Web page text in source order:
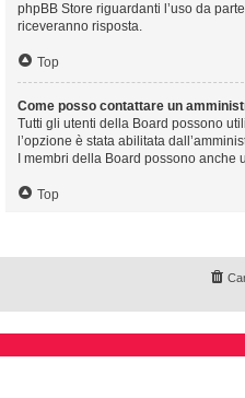
phpBB Store riguardanti l’uso da
riceveranno risposta.
Top
Come posso contattare un
Tutti gli utenti della Board possono
l’opzione è stata abilitata
I membri della Board possono anche
Top